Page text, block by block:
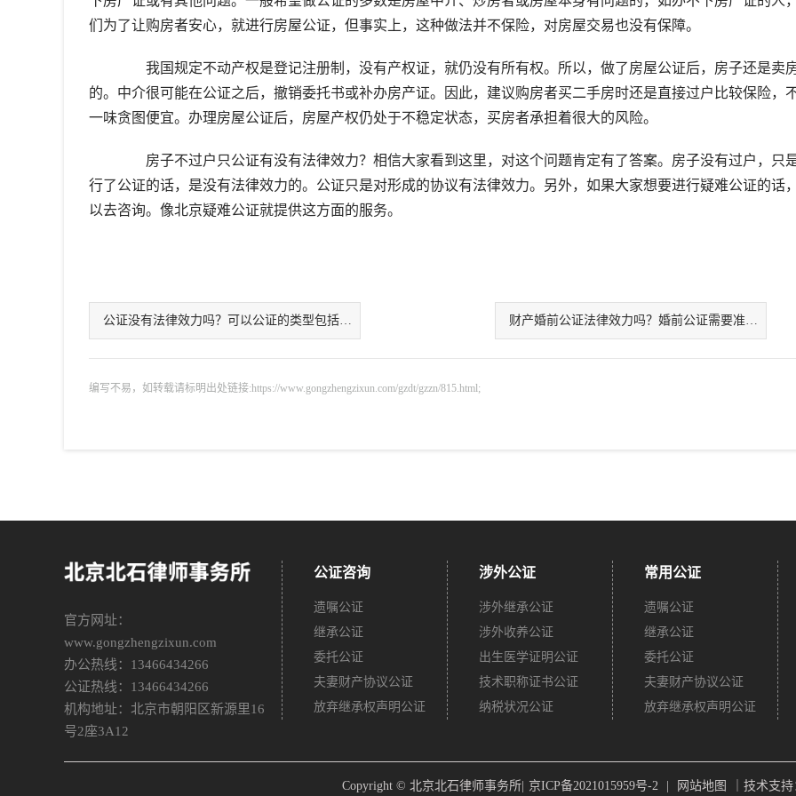
们为了让购房者安心，就进行房屋公证，但事实上，这种做法并不保险，对房屋交易也没有保障。
我国规定不动产权是登记注册制，没有产权证，就仍没有所有权。所以，做了房屋公证后，房子还是卖
的。中介很可能在公证之后，撤销委托书或补办房产证。因此，建议购房者买二手房时还是直接过户比较保险，
一味贪图便宜。办理房屋公证后，房屋产权仍处于不稳定状态，买房者承担着很大的风险。
房子不过户只公证有没有法律效力？相信大家看到这里，对这个问题肯定有了答案。房子没有过户，只
行了公证的话，是没有法律效力的。公证只是对形成的协议有法律效力。另外，如果大家想要进行疑难公证的话
以去咨询。像北京疑难公证就提供这方面的服务。
公证没有法律效力吗？可以公证的类型包括哪些呢？ 财产婚前公证法律效力吗？婚前公证需要准备哪些材料？
编写不易，如转载请标明出处链接:https://www.gongzhengzixun.com/gzdt/gzzn/815.html;
官方网址：
www.gongzhengzixun.com
办公热线：13466434266
公证热线：13466434266
机构地址：北京市朝阳区新源里16
号2座3A12
公证咨询
遗嘱公证
继承公证
委托公证
夫妻财产协议公证
放弃继承权声明公证
涉外公证
涉外继承公证
涉外收养公证
出生医学证明公证
技术职称证书公证
纳税状况公证
常用公证
遗嘱公证
继承公证
委托公证
夫妻财产协议公证
放弃继承权声明公证
Copyright © 北京北石律师事务所| 京ICP备2021015959号-2 网站地图 ｜技术支持